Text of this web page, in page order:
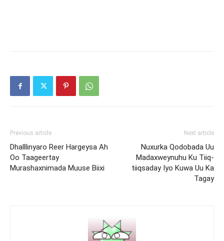
Previous article
Dhalllinyaro Reer Hargeysa Ah
Oo Taageertay
Murashaxnimada Muuse Biixi
Next article
Nuxurka Qodobada Uu
Madaxweynuhu Ku Tiiq-
tiiqsaday Iyo Kuwa Uu Ka
Tagay